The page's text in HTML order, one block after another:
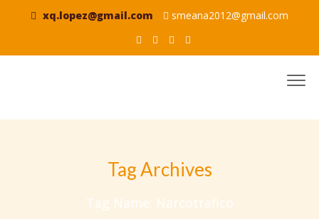
xq.lopez@gmail.com smeana2012@gmail.com
Tag Archives
Tag Name: Narcotrafico